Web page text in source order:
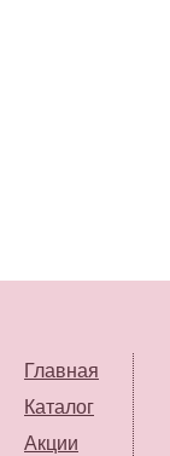
Главная
Каталог
Акции